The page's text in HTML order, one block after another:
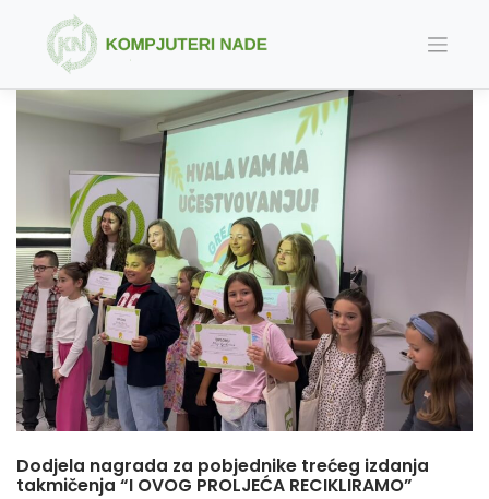
content
Dodjela nagrada za pobjednike trećeg izdanja
takmičenja “I OVOG PROLJEĆA RECIKLIRAMO”